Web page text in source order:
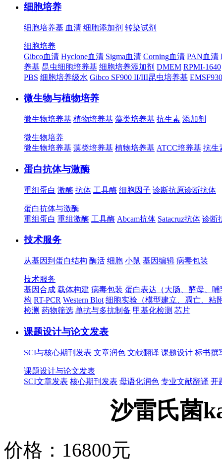
细胞培养
细胞培养基 血清 细胞添加剂 转染试剂
细胞培养
Gibco血清 Hyclone血清 Sigma血清 Corning血清 PAN血清
养基 昆虫细胞培养基 细胞培养添加剂 DMEM RPMI-1640
PBS 细胞培养级水 Gibco SF900 II/III昆虫培养基
微生物与植物培养
微生物培养基 植物培养基 藻类培养基 抗生素 添加剂
微生物培养
微生物培养基 藻类培养基 植物培养基 ATCC培养基 抗生
蛋白抗体与激酶
重组蛋白 激酶 抗体 工具酶 细胞因子 诊断抗原诊断抗体
蛋白抗体与激酶
重组蛋白 重组激酶 工具酶 Abcam抗体 Satacruz抗体 诊断
技术服务
从基因到蛋白结构 酶活 细胞 小鼠 基因编辑 病毒包装
技术服务
基因合成 载体构建 病毒包装 蛋白表达（大肠、酵母、
构 RT-PCR Western Blot 细胞实验（模型建立、凋亡、粘
检测 药物筛选 单抗与多抗制备 甲基化检测 芯片
课题设计与论文发表
SCI与核心期刊发表 文章润色 文献翻译 课题设计 标书撰
课题设计与论文发表
SCI文章发表 核心期刊发表 母语化润色 专业文献翻译 开
沙雷氏菌
价格： 16800元